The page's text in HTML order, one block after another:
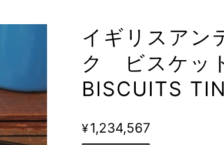
イギリスアン
ク ビスケッ
BISCUITS TIN
¥1,234,567